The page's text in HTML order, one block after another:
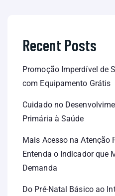
Recent Posts
Promoção Imperdível de
com Equipamento Grátis
Cuidado no
Primária à Saúde
Mais Acesso na Atenção
Entenda o Indicador que
Demanda
Do Pré-Natal Básico ao